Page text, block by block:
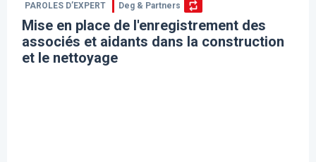
PAROLES D’EXPERT Deg & Partners
Mise en place de l'enregistrement des
associés et aidants dans la construction
et le nettoyage